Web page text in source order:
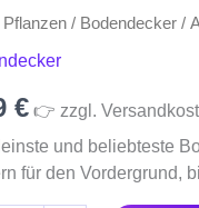
Pflanzen / Bodendecker /
€ 👉 zzgl.
und beliebteste
für den Vordergrund,